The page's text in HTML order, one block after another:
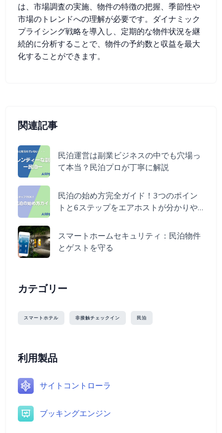
関連記事
民泊運営は副業ビジネスの中でも穴場っ
て本当？民泊プロが丁寧に解説
民泊の始め方完全ガイド！3つのポイン
トと6ステップをエアホストが分かりや
スマートホームセキュリティ：民泊物件
とゲストを守る
カテゴリー
スマートホテル 非接触チェックイン 民泊
利用製品
サイトコントローラ
ブッキングエンジン
は、市場調査の実施、物件の特徴の把握、季節性や
市場のトレンドへの理解が必要です。ダイナミック
プライシング戦略を導入し、定期的な物件状況を継
続的に分析することで、物件の予約数と収益を最大
化することができます。